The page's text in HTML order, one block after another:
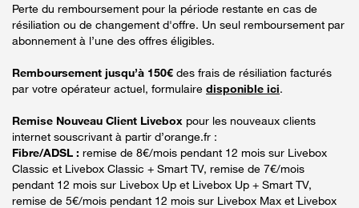
Perte du remboursement pour la période restante en cas de
résiliation ou de changement d'offre. Un seul remboursement par
abonnement à l’une des offres éligibles.
Remboursement jusqu’à 150€ des frais de résiliation facturés
par votre opérateur actuel, formulaire disponible ici.
Remise Nouveau Client Livebox pour les nouveaux clients
internet souscrivant à partir d’orange.fr :
Fibre/ADSL : remise de 8€/mois pendant 12 mois sur Livebox
Classic et Livebox Classic + Smart TV, remise de 7€/mois
pendant 12 mois sur Livebox Up et Livebox Up + Smart TV,
remise de 5€/mois pendant 12 mois sur Livebox Max et Livebox